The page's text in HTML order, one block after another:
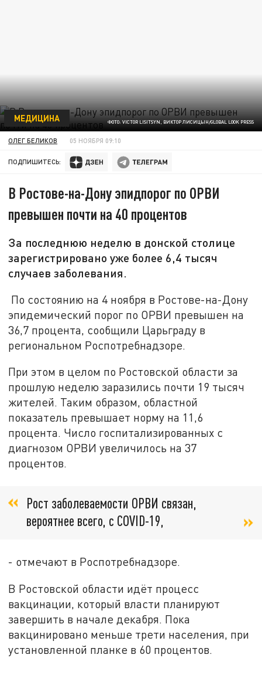
ФОТО: VICTOR LISITSYN, ВИКТОР ЛИСИЦЫН/GLOBAL LOOK PRESS
МЕДИЦИНА
ОЛЕГ БЕЛИКОВ 05 НОЯБРЯ 09:10
ПОДПИШИТЕСЬ:
В Ростове-на-Дону эпидпорог по ОРВИ
превышен почти на 40 процентов
За последнюю неделю в донской столице
зарегистрировано уже более 6,4 тысяч
случаев заболевания.
По состоянию на 4 ноября в Ростове-на-Дону
эпидемический порог по ОРВИ превышен на
36,7 процента, сообщили Царьграду в
региональном Роспотребнадзоре.
При этом в целом по Ростовской области за
прошлую неделю заразились почти 19 тысяч
жителей. Таким образом, областной
показатель превышает норму на 11,6
процента. Число госпитализированных с
диагнозом ОРВИ увеличилось на 37
процентов.
Рост заболеваемости ОРВИ связан,
вероятнее всего, с COVID-19,
- отмечают в Роспотребнадзоре.
В Ростовской области идёт процесс
вакцинации, который власти планируют
завершить в начале декабря. Пока
вакцинировано меньше трети населения, при
установленной планке в 60 процентов.